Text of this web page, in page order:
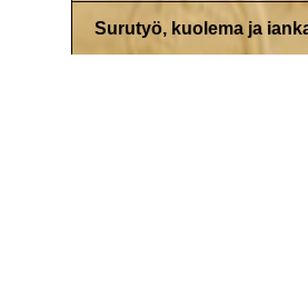
Surutyö, kuolema ja